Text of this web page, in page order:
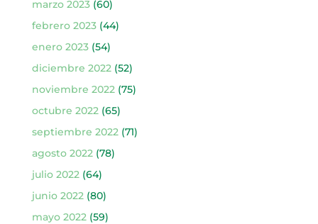
marzo 2023(60)
febrero 2023(44)
enero 2023(54)
diciembre 2022(52)
noviembre 2022(75)
octubre 2022(65)
septiembre 2022(71)
agosto 2022(78)
julio 2022(64)
junio 2022(80)
mayo 2022(59)